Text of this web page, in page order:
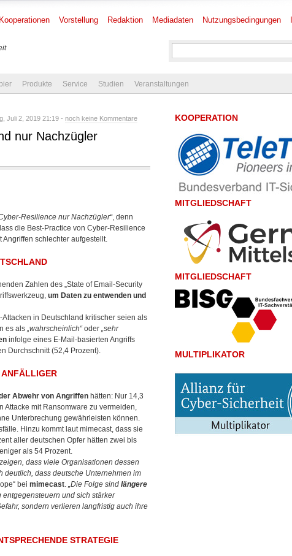
Kooperationen Vorstellung Redaktion Mediadaten Nutzungsbedingungen
Produkte Service Studien Veranstaltungen
Juli 2, 2019 21:19 - noch keine Kommentare
nur Nachzügler
Resilience nur Nachzügler“, denn
die Best-Practice von Cyber-Resilience
Angriffen schlechter aufgestellt.
Zahlen des „State of Email-Security
um Daten zu entwenden und
in Deutschland kritischer seien als
es als „wahrscheinlich“oder „sehr
infolge eines E-Mail-basierten Angriffs
Durchschnitt (52,4 Prozent).
ANFÄLLIGER
Abwehr von Angriffen hätten: Nur 14,3
Attacke mit Ransomware zu vermeiden,
Unterbrechung gewährleisten können.
Hinzu kommt laut mimecast, dass sie
aller deutschen Opfer hätten zwei bis
als 54 Prozent.
dass viele Organisationen dessen
deutlich, dass deutsche Unternehmen im
bei mimecast. „Die Folge sind längere
und sich stärker
sondern verlieren langfristig auch ihre
STRATEGIE
KOOPERATION
MITGLIEDSCHAFT
MITGLIEDSCHAFT
MULTIPLIKATOR